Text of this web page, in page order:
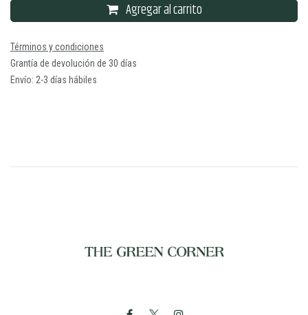
Agregar al carrito
Términos y condiciones
Grantía de devolución de 30 días
Envío: 2-3 días hábiles